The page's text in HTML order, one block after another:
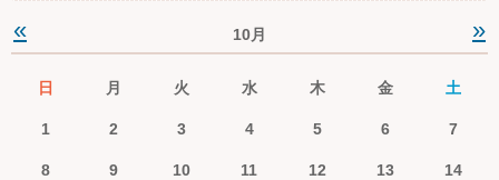
« 10月 »
日 月 火 水 木 金 土
1 2 3 4 5 6 7
8 9 10 11 12 13 14